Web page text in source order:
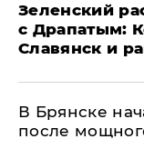
​Зеленский
с Драпатым:
Славянск и
В Брянске
после